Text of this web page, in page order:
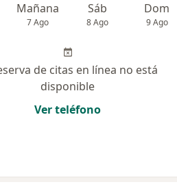
Mañana
7 Ago
Sáb
8 Ago
Dom
9 Ago
de citas en línea no está
disponible
Ver teléfono